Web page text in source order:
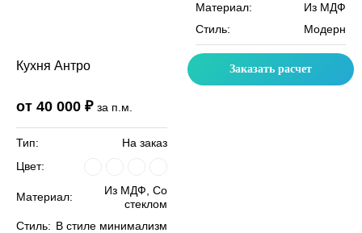
Кухня Антро
от 40 000 ₽ за п.м.
Тип:
На заказ
Цвет:
Материал:
Из МДФ, Со
стеклом
Стиль: В стиле минимализм
Материал:
Из МДФ
Стиль:
Модерн
Заказать расчет